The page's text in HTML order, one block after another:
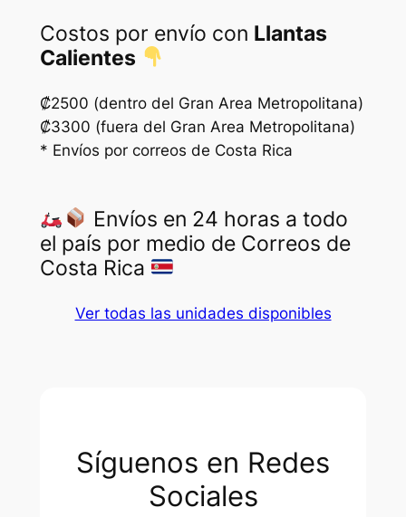
Costos por envío con Llantas
Calientes
₡2500 (dentro del Gran Area Metropolitana)
₡3300 (fuera del Gran Area Metropolitana)
* Envíos por correos de Costa Rica
Envíos en 24 horas a todo
el país por medio de Correos de
Costa Rica
Ver todas las unidades disponibles
Síguenos en Redes
Sociales